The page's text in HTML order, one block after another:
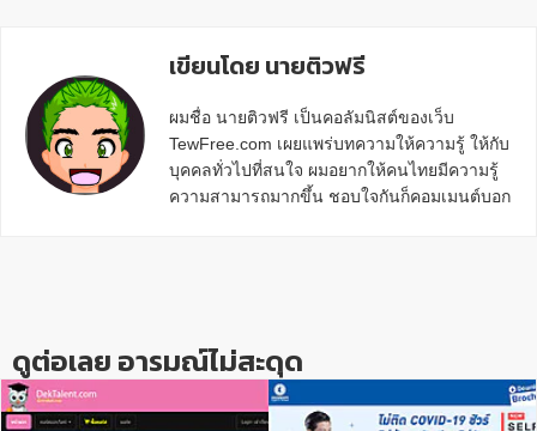
เขียนโดย นายติวฟรี
ผมชื่อ นายติวฟรี เป็นคอลัมนิสต์ของเว็บ
TewFree.com เผยแพร่บทความให้ความรู้ ให้กับ
บุคคลทั่วไปที่สนใจ ผมอยากให้คนไทยมีความรู้
ความสามารถมากขึ้น ชอบใจกันก็คอมเมนต์บอก
ดูต่อเลย อารมณ์ไม่สะดุด